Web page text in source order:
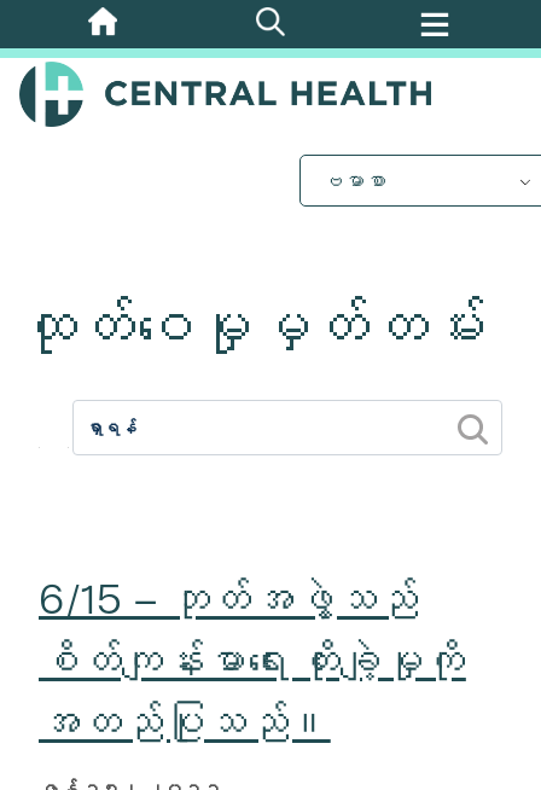
အဓိက
အကြောင်းအရာ
သို့
ဗမာစာ
ထုတ်ဝေမှုမှတ်တမ်း
2026 2023
2012
2011
6/15 – ဘုတ်အဖွဲ့သည်
စိတ်ကျန်းမာရေး တိုးချဲ့မှုကို
အတည်ပြုသည်။